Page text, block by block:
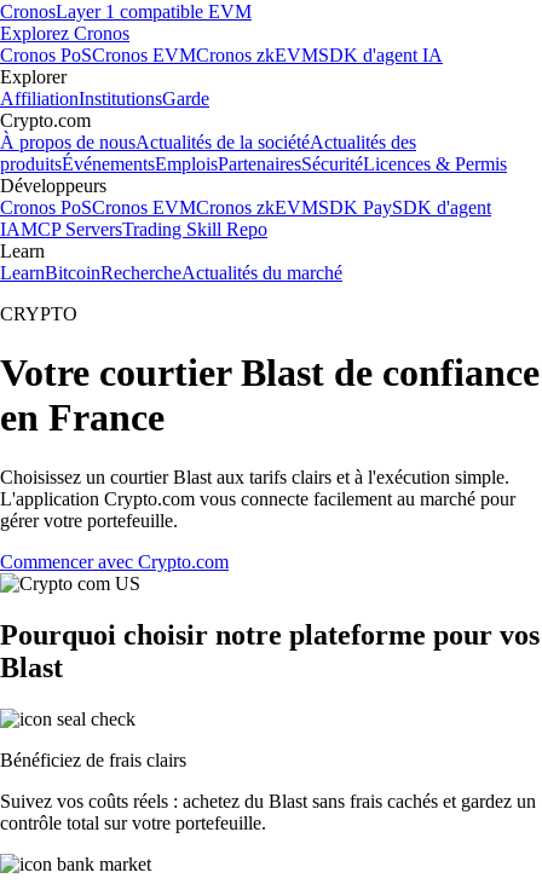
CronosLayer 1 compatible EVM
Explorez Cronos
Cronos PoSCronos EVMCronos zkEVMSDK d'agent IA
Explorer
AffiliationInstitutionsGarde
Crypto.com
À propos de nousActualités de la sociétéActualités des
produitsÉvénementsEmploisPartenairesSécuritéLicences & Permis
Développeurs
Cronos PoSCronos EVMCronos zkEVMSDK PaySDK d'agent
IAMCP ServersTrading Skill Repo
Learn
LearnBitcoinRechercheActualités du marché
CRYPTO
Votre courtier Blast de confiance
en France
Choisissez un courtier Blast aux tarifs clairs et à l'exécution simple.
L'application Crypto.com vous connecte facilement au marché pour
gérer votre portefeuille.
Commencer avec Crypto.com
Pourquoi choisir notre plateforme pour vos
Blast
Bénéficiez de frais clairs
Suivez vos coûts réels : achetez du Blast sans frais cachés et gardez un
contrôle total sur votre portefeuille.